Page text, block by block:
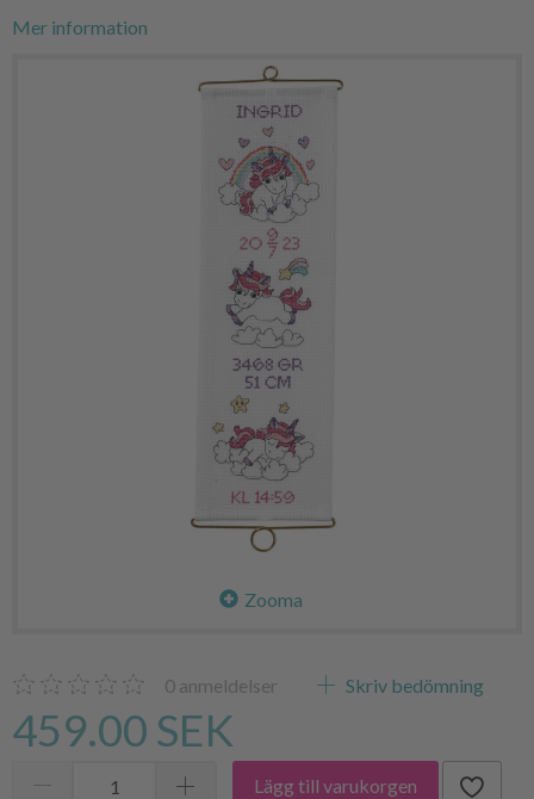
Mer information
Zooma
0 anmeldelser Skriv bedömning
459.00 SEK
Lägg till varukorgen